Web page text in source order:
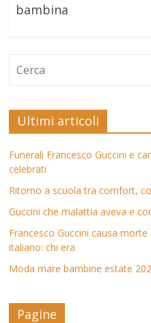
bambina
Ultimi articoli
Funerali Francesco Guccini e
celebrati
Ritorno a scuola tra comfort,
Guccini che malattia aveva e
Francesco Guccini causa
italiano: chi era
Moda mare bambine estate
Pagine